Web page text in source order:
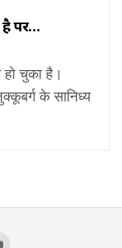
पर…
चुका है।
के सानिध्य